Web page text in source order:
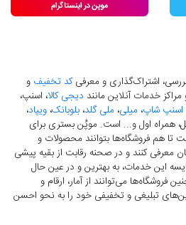
اشتراک‌گذاری و معرفیکد تخفیف و
خدمات آنلاین مانند دیجی کالا، اسنپ،
اسنپ شاپ، میلی، ملی گلد، بلوبانک، ویپاد،
همراه اول و... است. موپُن بستری برای
تا هم فروشگاه‌ها بتوانند محصولات و
معرفی کنند و در صحنه رقابت از بقیه پیشی
این خدمات، به بهترین و در عین حال
فروشگاه‌ها می‌توانند از آمار، ارقام و
تبلیغی و تخفیفی خود را به نحو احسن